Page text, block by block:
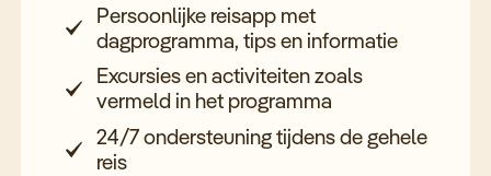
Persoonlijke reisapp met
dagprogramma, tips en informatie
Excursies en activiteiten zoals
vermeld in het programma
24/7 ondersteuning tijdens de gehele
reis